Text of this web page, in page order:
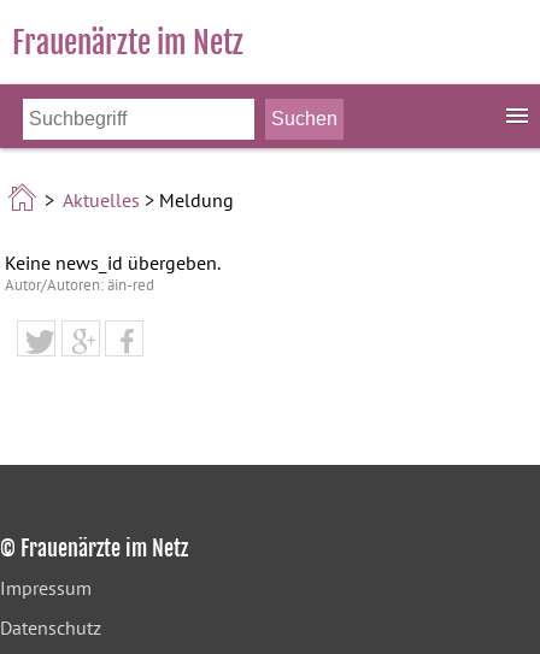
Frauenärzte im Netz
>Aktuelles > Meldung
Keine news_id übergeben.
Autor/Autoren: äin-red
© Frauenärzte im Netz
Impressum
Datenschutz